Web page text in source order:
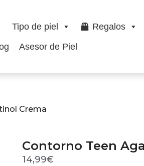
Tipo de piel
Regalos
Asesor de Piel
Crema
Contorno Teen
14,99€